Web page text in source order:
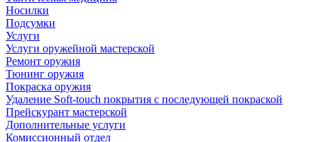
Носилки
Подсумки
Услуги
Услуги оружейной мастерской
Ремонт оружия
Тюнинг оружия
Покраска оружия
Удаление Soft-touch покрытия с последующей покраской
Прейскурант мастерской
Дополнительные услуги
Комиссионный отдел